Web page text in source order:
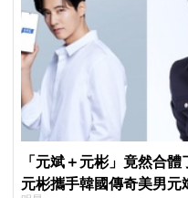
「元斌＋元彬」竟然合體
元彬攜手韓國傳奇美男元